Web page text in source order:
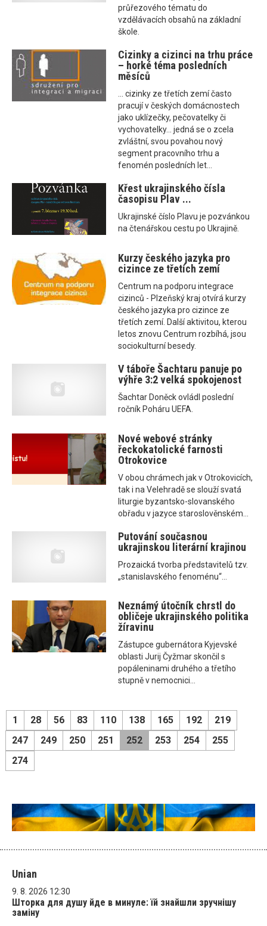
průřezového tématu do
vzdělávacích obsahů na základní
škole.
Cizinky a cizinci na trhu práce
– horké téma posledních
měsíců
... cizinky ze třetích zemí často
pracují v českých domácnostech
jako uklízečky, pečovatelky či
vychovatelky... jedná se o zcela
zvláštní, svou povahou nový
segment pracovního trhu a
fenomén posledních let...
Křest ukrajinského čísla
časopisu Plav ...
Ukrajinské číslo Plavu je pozvánkou
na čtenářskou cestu po Ukrajině.
Kurzy českého jazyka pro
cizince ze třetích zemí
Centrum na podporu integrace
cizinců - Plzeňský kraj otvírá kurzy
českého jazyka pro cizince ze
třetích zemí. Další aktivitou, kterou
letos znovu Centrum rozbíhá, jsou
sociokulturní besedy.
V táboře Šachtaru panuje po
výhře 3:2 velká spokojenost
Šachtar Doněck ovládl poslední
ročník Poháru UEFA.
Nové webové stránky
řeckokatolické farnosti
Otrokovice
V obou chrámech jak v Otrokovicích,
tak i na Velehradě se slouží svatá
liturgie byzantsko-slovanského
obřadu v jazyce staroslověnském...
Putování současnou
ukrajinskou literární krajinou
Prozaická tvorba představitelů tzv.
„stanislavského fenoménu“...
Neznámý útočník chrstl do
obličeje ukrajinského politika
žíravinu
Zástupce gubernátora Kyjevské
oblasti Jurij Čyžmar skončil s
popáleninami druhého a třetího
stupně v nemocnici...
1 28 56 83 110 138 165 192
219
247
249 250 251 252 253 254
255
274
Unian
9. 8. 2026 12:30
Шторка для душу йде в минуле: їй знайшли зручнішу
заміну